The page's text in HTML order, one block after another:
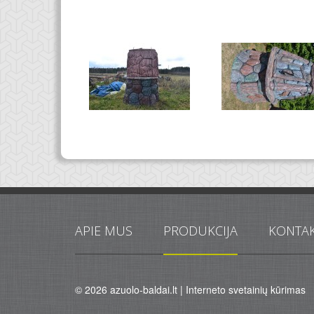
APIE MUS PRODUKCIJA
© 2026 azuolo-baldai.lt | Interneto svetainių kūrimas